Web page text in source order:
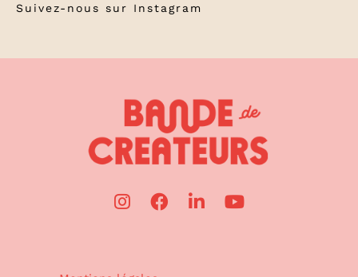
Suivez-nous sur Instagram